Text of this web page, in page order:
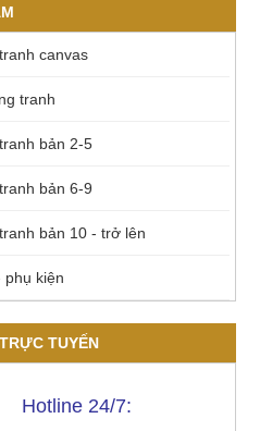
canvas
tranh
bản 2-5
bản 6-9
bản 10 - trở lên
phụ kiện
TUYẾN
Hotline 24/7: